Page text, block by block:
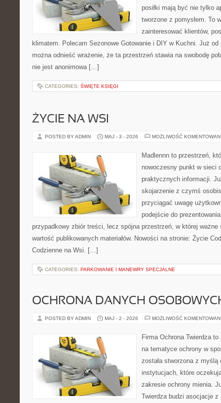
posiłki mają być nie tylko
tworzone z pomysłem. To
zainteresować klientów,
klimatem. Polecam Sezonowe Gotowanie i DIY w Kuchni. Już
można odnieść wrażenie, że ta przestrzeń stawia na swobodę
nie jest anonimowa […]
CATEGORIES: ŚWIĘTE KSIĘGI
ŻYCIE NA WSI
POSTED BY ADMIN MAJ - 3 - 2026 MOŻLIWOŚĆ
Madlennn to przestrzeń,
nowoczesny punkt w sieci
praktycznych informacji.
skojarzenie z czymś
przyciągać uwagę
podejście do
przypadkowy zbiór treści, lecz spójna przestrzeń, w której
wartość publikowanych materiałów. Nowości na stronie: Życie
Codzienne na Wsi. […]
CATEGORIES: PARKOWANIE I MANEWRY SPECJALNE
OCHRONA DANYCH
POSTED BY ADMIN MAJ - 2 - 2026 MOŻLIWOŚĆ
Firma Ochrona Twierdza
na tematyce ochrony w
została stworzona z
instytucjach, które
zakresie ochrony mienia.
Twierdza budzi asocjacje